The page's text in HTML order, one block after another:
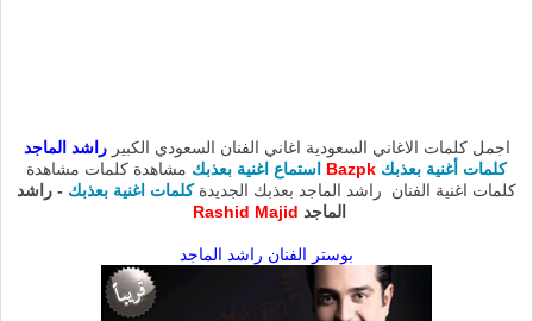
اجمل كلمات الاغاني السعودية اغاني الفنان السعودي الكبير راشد الماجد
كلمات أغنية بعذبك Bazpk استماع اغنية بعذبك مشاهدة كلمات مشاهدة
كلمات اغنية الفنان راشد الماجد بعذبك الجديدة كلمات اغنية بعذبك - راشد
الماجد Rashid Majid
بوستر الفنان راشد الماجد